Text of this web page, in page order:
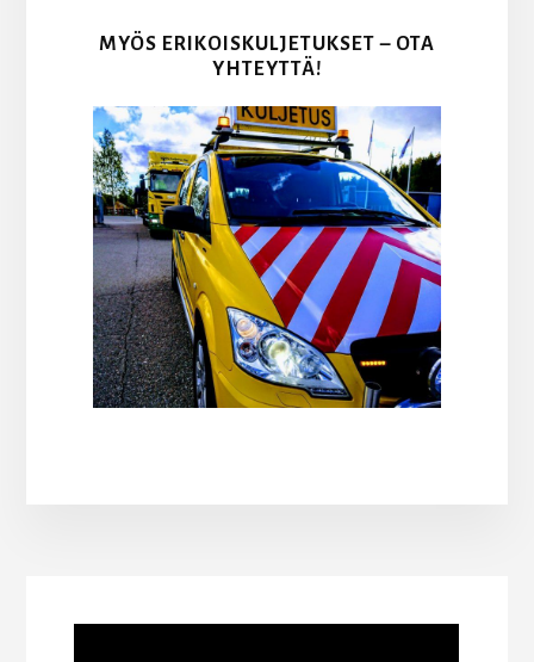
MYÖS ERIKOISKULJETUKSET – OTA
YHTEYTTÄ!